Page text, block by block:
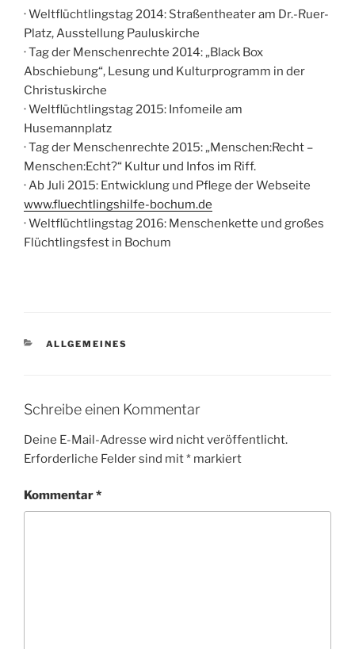
· Weltflüchtlingstag 2014: Straßentheater am Dr.-Ruer-
Platz, Ausstellung Pauluskirche
· Tag der Menschenrechte 2014: „Black Box
Abschiebung“, Lesung und Kulturprogramm in der
Christuskirche
· Weltflüchtlingstag 2015: Infomeile am
Husemannplatz
· Tag der Menschenrechte 2015: „Menschen:Recht –
Menschen:Echt?“ Kultur und Infos im Riff.
· Ab Juli 2015: Entwicklung und Pflege der Webseite
www.fluechtlingshilfe-bochum.de
· Weltflüchtlingstag 2016: Menschenkette und großes
Flüchtlingsfest in Bochum
KATEGORIEN
ALLGEMEINES
Schreibe einen Kommentar
Deine E-Mail-Adresse wird nicht veröffentlicht.
Erforderliche Felder sind mit* markiert
Kommentar*